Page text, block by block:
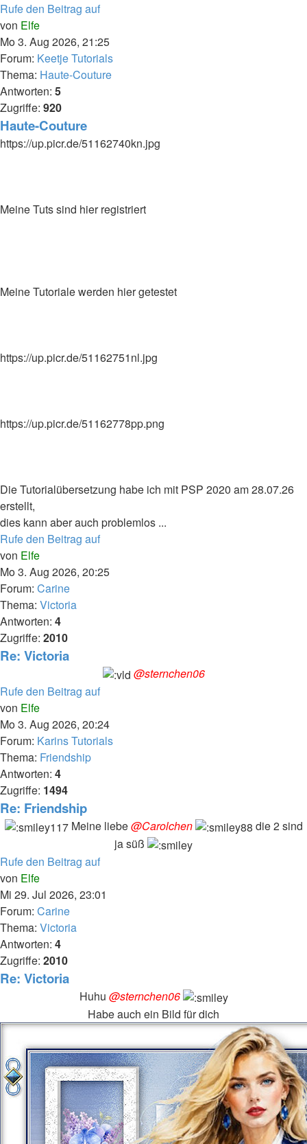
Rufe den Beitrag auf
von Elfe
Mo 3. Aug 2026, 21:25
Forum: Keetje Tutorials
Thema: Haute-Couture
Antworten: 5
Zugriffe: 920
Haute-Couture
https://up.picr.de/51162740kn.jpg
Meine Tuts sind hier registriert
Meine Tutoriale werden hier getestet
https://up.picr.de/51162751nl.jpg
https://up.picr.de/51162778pp.png
Die Tutorialübersetzung habe ich mit PSP 2020 am 28.07.26
erstellt,
dies kann aber auch problemlos ...
Rufe den Beitrag auf
von Elfe
Mo 3. Aug 2026, 20:25
Forum: Carine
Thema: Victoria
Antworten: 4
Zugriffe: 2010
Re: Victoria
@sternchen06
Rufe den Beitrag auf
von Elfe
Mo 3. Aug 2026, 20:24
Forum: Karins Tutorials
Thema: Friendship
Antworten: 4
Zugriffe: 1494
Re: Friendship
Meine liebe@Carolchen
die 2 sind
ja süß
Rufe den Beitrag auf
von Elfe
Mi 29. Jul 2026, 23:01
Forum: Carine
Thema: Victoria
Antworten: 4
Zugriffe: 2010
Re: Victoria
Huhu @sternchen06
Habe auch ein Bild für dich